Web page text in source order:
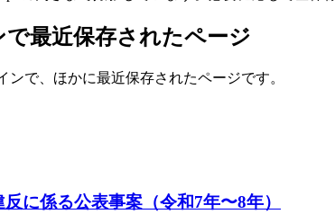
で最近保存されたページ
ンで、ほかに最近保存されたページです。
に係る公表事案（令和7年〜8年）